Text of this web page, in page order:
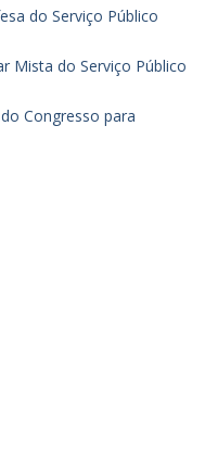
do Serviço Público
Mista do Serviço Público
Congresso para